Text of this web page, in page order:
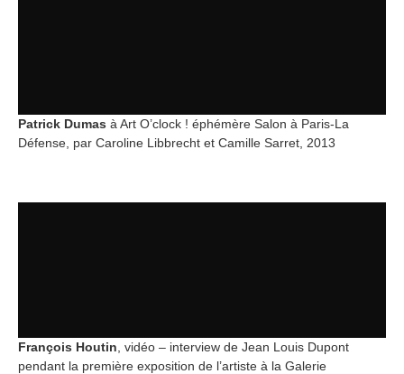
Patrick Dumas à Art O’clock ! éphémère Salon à Paris-La
Défense, par Caroline Libbrecht et Camille Sarret, 2013
François Houtin , vidéo – interview de Jean Louis Dupont
pendant la première exposition de l’artiste à la Galerie